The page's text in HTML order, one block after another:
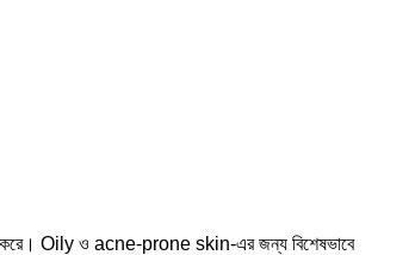
Oily ও acne-prone skin-এর জন্য বিশেষভাবে